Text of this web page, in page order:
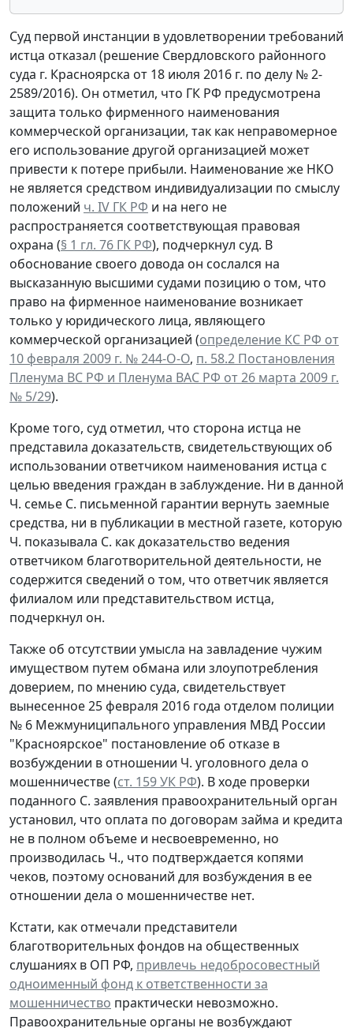
Суд первой инстанции в удовлетворении требований
истца отказал (решение Свердловского районного
суда г. Красноярска от 18 июля 2016 г. по делу № 2-
2589/2016). Он отметил, что ГК РФ предусмотрена
защита только фирменного наименования
коммерческой организации, так как неправомерное
его использование другой организацией может
привести к потере прибыли. Наименование же НКО
не является средством индивидуализации по смыслу
положений ч. IV ГК РФ и на него не
распространяется соответствующая правовая
охрана (§ 1 гл. 76 ГК РФ), подчеркнул суд. В
обоснование своего довода он сослался на
высказанную высшими судами позицию о том, что
право на фирменное наименование возникает
только у юридического лица, являющего
коммерческой организацией (определение КС РФ от
10 февраля 2009 г. № 244-О-О, п. 58.2 Постановления
Пленума ВС РФ и Пленума ВАС РФ от 26 марта 2009 г.
№ 5/29).
Кроме того, суд отметил, что сторона истца не
представила доказательств, свидетельствующих об
использовании ответчиком наименования истца с
целью введения граждан в заблуждение. Ни в данной
Ч. семье С. письменной гарантии вернуть заемные
средства, ни в публикации в местной газете, которую
Ч. показывала С. как доказательство ведения
ответчиком благотворительной деятельности, не
содержится сведений о том, что ответчик является
филиалом или представительством истца,
подчеркнул он.
Также об отсутствии умысла на завладение чужим
имуществом путем обмана или злоупотребления
доверием, по мнению суда, свидетельствует
вынесенное 25 февраля 2016 года отделом полиции
№ 6 Межмуниципального управления МВД России
"Красноярское" постановление об отказе в
возбуждении в отношении Ч. уголовного дела о
мошенничестве (ст. 159 УК РФ). В ходе проверки
поданного С. заявления правоохранительный орган
установил, что оплата по договорам займа и кредита
не в полном объеме и несвоевременно, но
производилась Ч., что подтверждается копями
чеков, поэтому оснований для возбуждения в ее
отношении дела о мошенничестве нет.
Кстати, как отмечали представители
благотворительных фондов на общественных
слушаниях в ОП РФ, привлечь недобросовестный
одноименный фонд к ответственности за
мошенничество практически невозможно.
Правоохранительные органы не возбуждают